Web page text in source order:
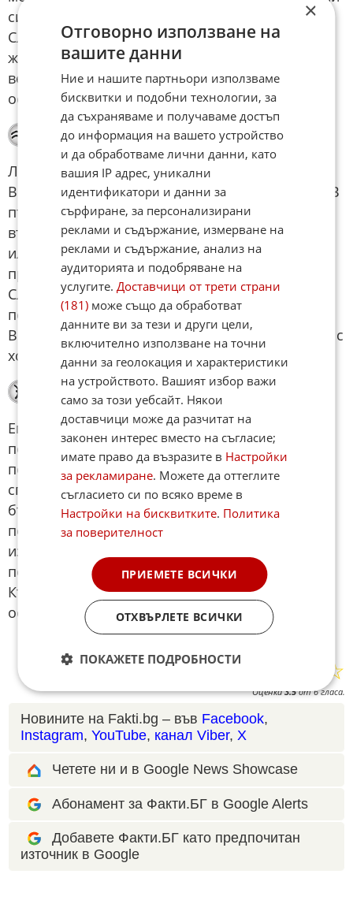
ситуации да определят цялото Ви настроение.
Следобедът ще внесе повече стабилност и
желание да се погрижите за себе си. Късно
вечерта избягвайте тежки мисли и прекалено
остри реакции.
Водолей
Любопитството Ви ще бъде силно и денят ще
Ви носи много разговори, срещи и движение. В
първата половина на деня е възможно да
възникне объркване заради прибързани думи
или неточна информация. Добре е да
проверявате важните детайли внимателно.
Следобедът ще Ви помогне да се почувствате
по-спокойни и уверени в решенията си.
Вечерта е подходяща за домашен уют и време с
хора, на които имате доверие.
Риби
Емоционалната атмосфера днес ще Ви влияе
по-силно от обикновено. Сутринта може да
почувствате колебание между желание за
спокойствие и необходимост да реагирате
бързо на случващото се около Вас. Не
позволявайте на чуждите настроения да
изчерпват енергията Ви. Следобедът ще внесе
повече стабилност и усещане за сигурност.
Късните часове са подходящи за почивка и
освобождаване от натрупано напрежение.
☆
☆
Оценка3.5от6гласа.
Новините на Fakti.bg – във Facebook,
Instagram, YouTube, канал Viber, X
Четете ни и в Google News Showcase
Абонамент за Факти.БГ в Google Alerts
Добавете Факти.БГ като предпочитан
източник в Google
×
Отговорно използване на
вашите данни
Ние и нашите партньори използваме
бисквитки и подобни технологии, за
да съхраняваме и получаваме достъп
до информация на вашето устройство
и да обработваме лични данни, като
вашия IP адрес, уникални
идентификатори и данни за
сърфиране, за персонализирани
реклами и съдържание, измерване на
реклами и съдържание, анализ на
аудиторията и подобряване на
услугите.Доставчици от трети страни
(181) може също да обработват
данните ви за тези и други цели,
включително използване на точни
данни за геолокация и характеристики
на устройството. Вашият избор важи
само за този уебсайт. Някои
доставчици може да разчитат на
законен интерес вместо на съгласие;
имате право да възразите в Настройки
за рекламиране. Можете да оттеглите
съгласието си по всяко време в
Настройки на бисквитките. Политика
за поверителност
ПРИЕМЕТЕ ВСИЧКИ
ОТХВЪРЛЕТЕ ВСИЧКИ
ПОКАЖЕТЕ ПОДРОБНОСТИ